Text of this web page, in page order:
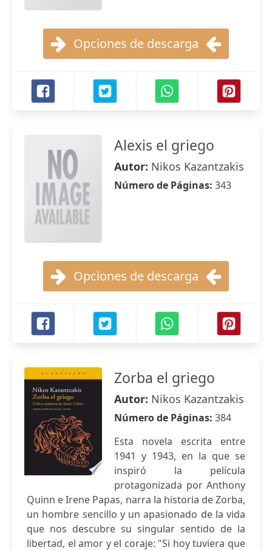
Opciones de descarga
Alexis el griego
Autor: Nikos Kazantzakis
Número de Páginas: 343
Opciones de descarga
Zorba el griego
Autor: Nikos Kazantzakis
Número de Páginas: 384
Esta novela escrita entre
1941 y 1943, en la que se
inspiró la película
protagonizada por Anthony
Quinn e Irene Papas, narra la historia de Zorba,
un hombre sencillo y un apasionado de la vida
que nos descubre su singular sentido de la
libertad, el amor y el coraje: "Si hoy tuviera que